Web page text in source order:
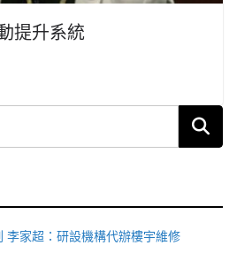
提升系統
李家超：研設機構代辦樓宇維修